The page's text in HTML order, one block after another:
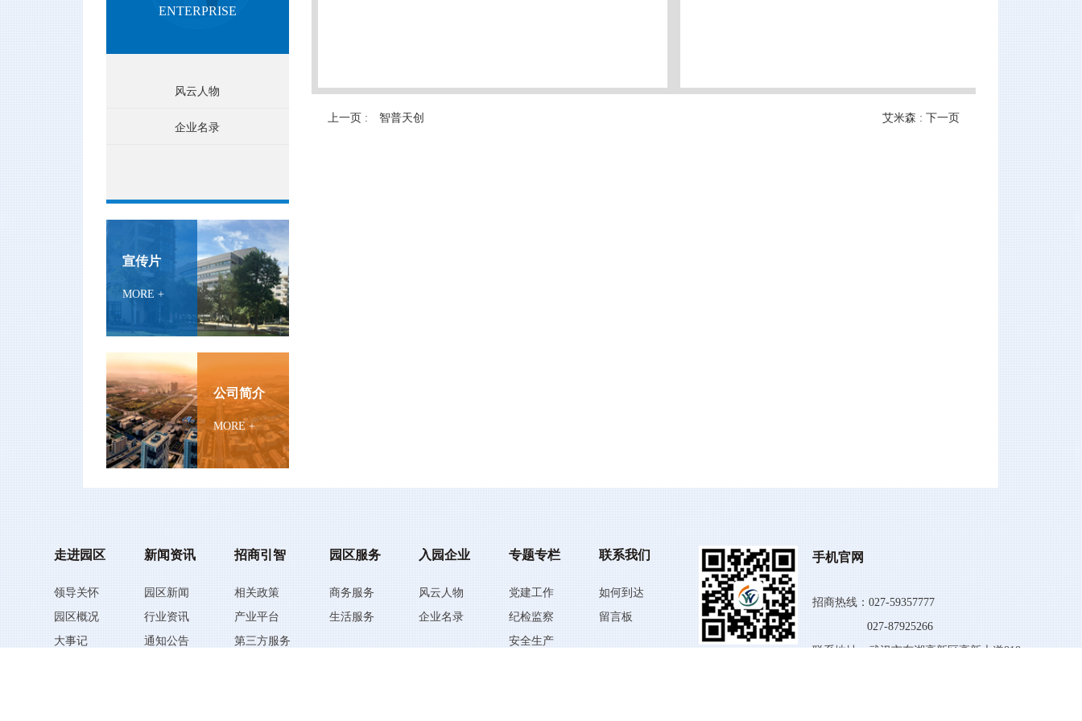
ENTERPRISE
风云人物
企业名录
宣传片
MORE +
公司简介
MORE +
上一页 : 智普天创 艾米森 :下一页
走进园区
领导关怀
园区概况
大事记
新闻资讯
园区新闻
行业资讯
通知公告
招商引智
相关政策
产业平台
第三方服务
园区服务
商务服务
生活服务
入园企业
风云人物
企业名录
专题专栏
党建工作
纪检监察
安全生产
联系我们
如何到达
留言板
手机官网
招商热线：027-59357777
027-87925266
联系地址：武汉市东湖高新区高新大道818